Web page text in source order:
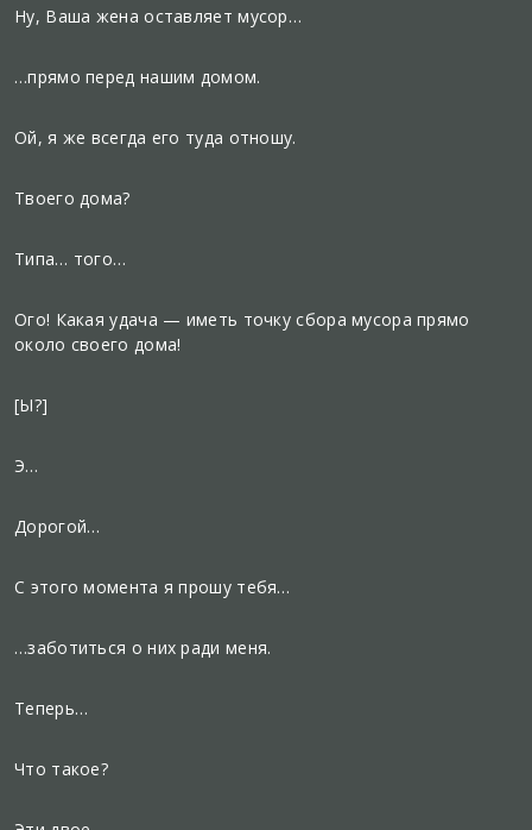
Ну, Ваша жена оставляет мусор…
…прямо перед нашим домом.
Ой, я же всегда его туда отношу.
Твоего дома?
Типа… того…
Ого! Какая удача — иметь точку сбора мусора прямо
около своего дома!
[Ы?]
Э…
Дорогой…
С этого момента я прошу тебя…
…заботиться о них ради меня.
Теперь…
Что такое?